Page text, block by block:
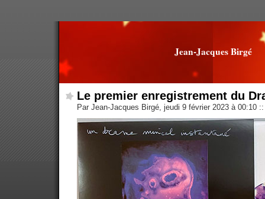
Jean-Jacques Birgé
Le premier enregistrement du
Par Jean-Jacques Birgé, jeudi 9 février 2023 à 00:10 ::